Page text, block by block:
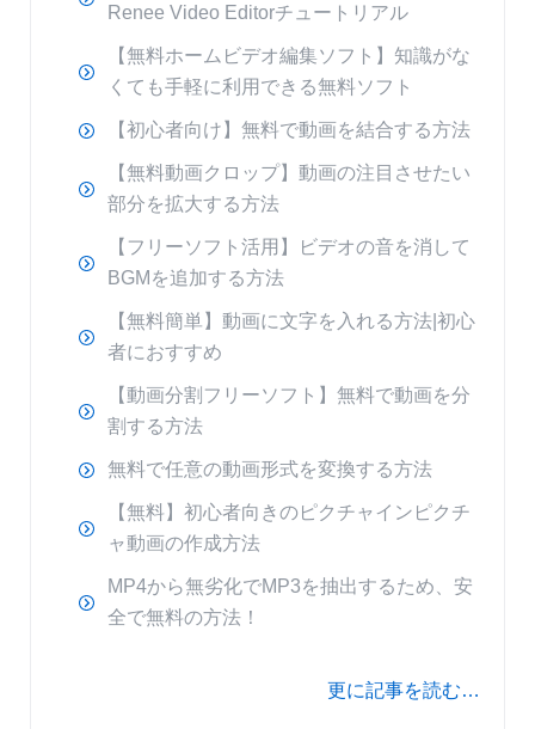
Renee Video Editorチュートリアル
【無料ホームビデオ編集ソフト】知識がな
くても手軽に利用できる無料ソフト
【初心者向け】無料で動画を結合する方法
【無料動画クロップ】動画の注目させたい
部分を拡大する方法
【フリーソフト活用】ビデオの音を消して
BGMを追加する方法
【無料簡単】動画に文字を入れる方法|初心
者におすすめ
【動画分割フリーソフト】無料で動画を分
割する方法
無料で任意の動画形式を変換する方法
【無料】初心者向きのピクチャインピクチ
ャ動画の作成方法
MP4から無劣化でMP3を抽出するため、安
全で無料の方法！
更に記事を読む…